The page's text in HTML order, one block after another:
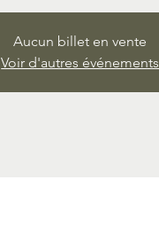
Aucun billet en vente
Voir d'autres événements